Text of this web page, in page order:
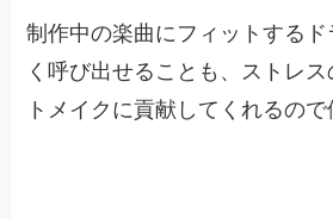
制作中の楽曲にフィットする
く呼び出せることも、ストレ
トメイクに貢献してくれるので